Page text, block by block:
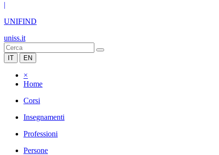
|
UNIFIND
uniss.it
IT EN
×
Home
Corsi
Insegnamenti
Professioni
Persone